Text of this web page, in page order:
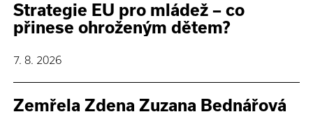
Strategie EU pro mládež – co
přinese ohroženým dětem?
7. 8. 2026
Zemřela Zdena Zuzana Bednářová